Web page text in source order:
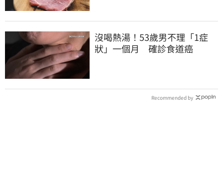
沒喝熱湯！53歲男不理「1症
狀」一個月 確診食道癌
Recommended by